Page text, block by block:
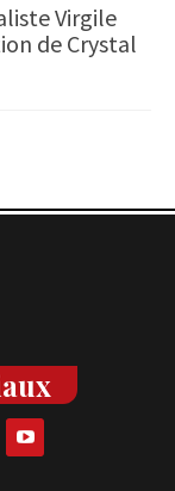
Virgile
de Crystal